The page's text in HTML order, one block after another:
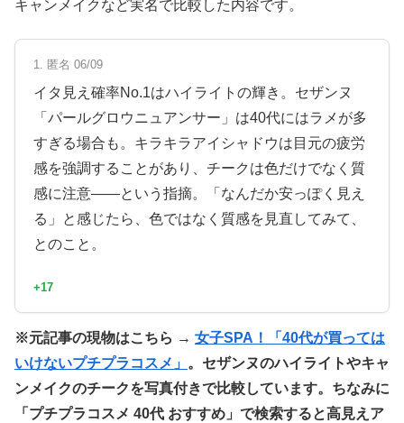
キャンメイクなど実名で比較した内容です。
1. 匿名 06/09
イタ見え確率No.1はハイライトの輝き。セザンヌ
「パールグロウニュアンサー」は40代にはラメが多
すぎる場合も。キラキラアイシャドウは目元の疲労
感を強調することがあり、チークは色だけでなく質
感に注意——という指摘。「なんだか安っぽく見え
る」と感じたら、色ではなく質感を見直してみて、
とのこと。
+17
※元記事の現物はこちら → 女子SPA！「40代が買っては
いけないプチプラコスメ」 。セザンヌのハイライトやキャ
ンメイクのチークを写真付きで比較しています。ちなみに
「プチプラコスメ 40代 おすすめ」で検索すると高見えア